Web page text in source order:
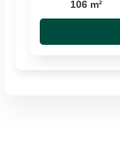
106 m²